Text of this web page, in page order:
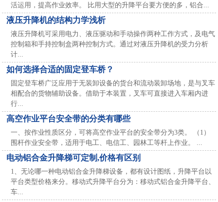
活运用，提高作业效率。 比用大型的升降平台要方便的多，铝合...
液压升降机的结构力学浅析
液压升降机可采用电力、液压驱动和手动操作两种工作方式，及电气
控制箱和手持控制盒两种控制方式。通过对液压升降机的受力分析
计...
如何选择合适的固定登车桥？
固定登车桥广泛应用于无装卸设备的货台和流动装卸场地，是与叉车
相配合的货物辅助设备。借助于本装置，叉车可直接进入车厢内进
行...
高空作业平台安全带的分类有哪些
一、按作业性质区分，可将高空作业平台的安全带分为3类。 （1）
围杆作业安全带，适用于电工、电信工、园林工等杆上作业。 ...
电动铝合金升降梯可定制,价格有区别
1、无论哪一种电动铝合金升降梯设备，都有设计图纸，升降平台以
平台类型价格来分。移动式升降平台分为：移动式铝合金升降平台、
车...